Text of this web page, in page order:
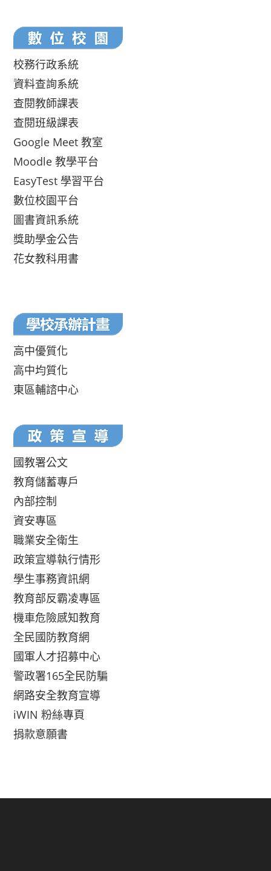
校務行政系統
資料查詢系統
查閱教師課表
查閱班級課表
Google Meet 教室
Moodle 教學平台
EasyTest 學習平台
數位校園平台
圖書資訊系統
獎助學金公告
花女教科用書
高中優質化
高中均質化
東區輔諮中心
國教署公文
教育儲蓄專戶
內部控制
資安專區
職業安全衛生
政策宣導執行情形
學生事務資訊網
教育部反霸凌專區
機車危險感知教育
全民國防教育網
國軍人才招募中心
警政署165全民防騙
網路安全教育宣導
iWIN 粉絲專頁
捐款意願書